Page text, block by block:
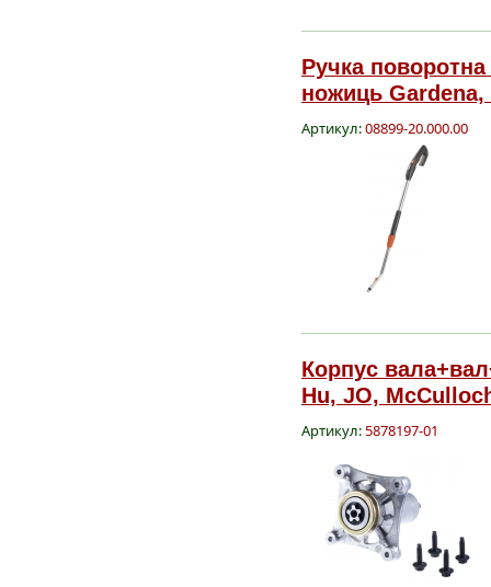
Ручка
ножиць Gardena,
Артикул:08899-20.000.00
Корпус
Hu, JO,
Артикул:5878197-01